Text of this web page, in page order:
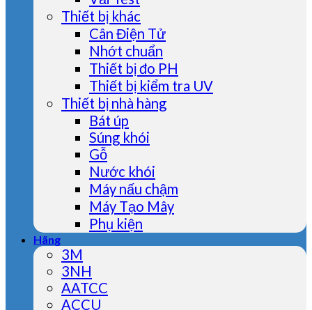
Thiết bị khác
Cân Điện Tử
Nhớt chuẩn
Thiết bị đo PH
Thiết bị kiểm tra UV
Thiết bị nhà hàng
Bát úp
Súng khói
Gỗ
Nước khói
Máy nấu chậm
Máy Tạo Mây
Phụ kiện
Hãng
3M
3NH
AATCC
ACCU